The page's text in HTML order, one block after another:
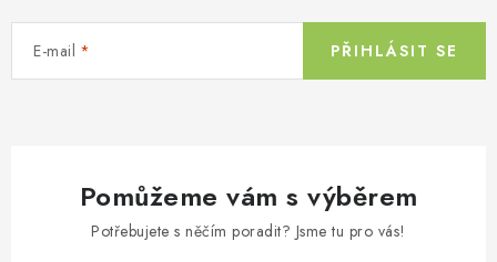
E-mail PŘIHLÁSIT SE
Pomůžeme vám s výběrem
Potřebujete s něčím poradit? Jsme tu pro vás!